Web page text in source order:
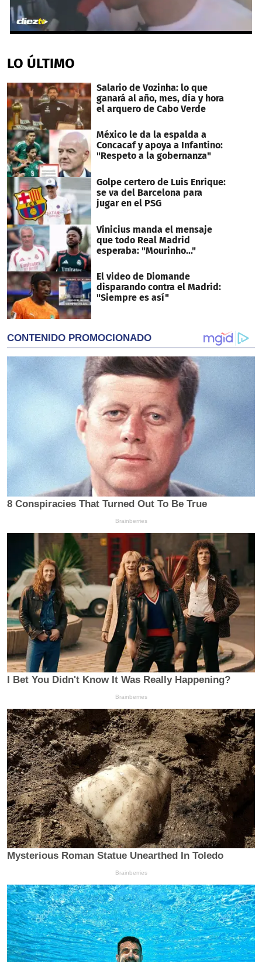
of
5
0
LO ÚLTIMO
Salario de Vozinha: lo que
ganará al año, mes, día y hora
el arquero de Cabo Verde
México le da la espalda a
Concacaf y apoya a Infantino:
"Respeto a la gobernanza"
Golpe certero de Luis Enrique:
se va del Barcelona para
jugar en el PSG
Vinicius manda el mensaje
que todo Real Madrid
esperaba: "Mourinho..."
El video de Diomande
disparando contra el Madrid:
"Siempre es así"